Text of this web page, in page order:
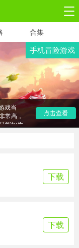
合集
手机冒险游戏
RPG也
戏当
常高，
能扣住
险游戏
点击查看
下载
下载